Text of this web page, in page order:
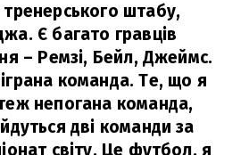
штабу,
Є багато гравців
– Ремзі, Бейл, Джеймс.
команда. Те, що я
непогана команда,
дві команди за
світу. Це футбол, я